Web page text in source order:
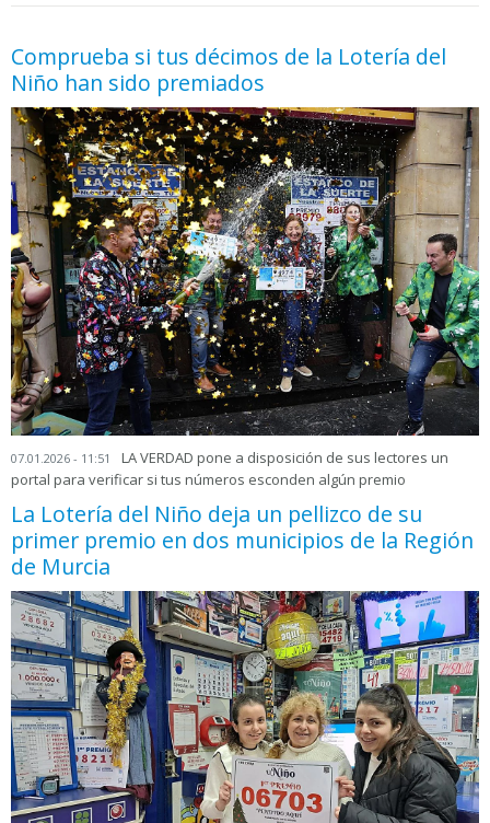
Comprueba si tus décimos de la Lotería del
Niño han sido premiados
07.01.2026 - 11:51
LA VERDAD pone a disposición de sus lectores un
portal para verificar si tus números esconden algún premio
La Lotería del Niño deja un pellizco de su
primer premio en dos municipios de la Región
de Murcia